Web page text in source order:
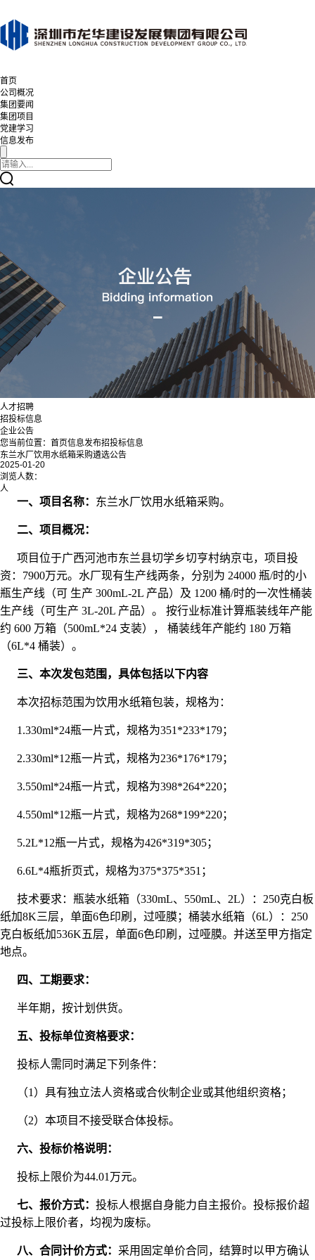
首页
公司概况
集团要闻
集团项目
党建学习
信息发布
人才招聘
招投标信息
企业公告
您当前位置： 首页信息发布招投标信息
东兰水厂饮用水纸箱采购遴选公告
2025-01-20
浏览人数：
人
一、项目名称： 东兰水厂饮用水纸箱采购。
二、项目概况：
项目位于广西河池市东兰县切学乡切亨村纳京屯，项目投
资：7900万元。水厂现有生产线两条，分别为 24000 瓶/时的小
瓶生产线（可 生产 300mL-2L 产品）及 1200 桶/时的一次性桶装
生产线（可生产 3L-20L 产品）。 按行业标准计算瓶装线年产能
约 600 万箱（500mL*24 支装）， 桶装线年产能约 180 万箱
（6L*4 桶装）。
三、本次发包范围，具体包括以下内容
本次招标范围为饮用水纸箱包装，规格为：
1.330ml*24瓶一片式，规格为351*233*179；
2.330ml*12瓶一片式，规格为236*176*179；
3.550ml*24瓶一片式，规格为398*264*220；
4.550ml*12瓶一片式，规格为268*199*220；
5.2L*12瓶一片式，规格为426*319*305；
6.6L*4瓶折页式，规格为375*375*351；
技术要求：瓶装水纸箱（330mL、550mL、2L）：250克白板
纸加8K三层，单面6色印刷，过哑膜；桶装水纸箱（6L）：250
克白板纸加536K五层，单面6色印刷，过哑膜。并送至甲方指定
地点。
四、工期要求：
半年期，按计划供货。
五、投标单位资格要求：
投标人需同时满足下列条件：
（1）具有独立法人资格或合伙制企业或其他组织资格；
（2）本项目不接受联合体投标。
六、投标价格说明：
投标上限价为44.01万元。
七、报价方式： 投标人根据自身能力自主报价。投标报价超
过投标上限价者，均视为废标。
八、合同计价方式： 采用固定单价合同，结算时以甲方确认